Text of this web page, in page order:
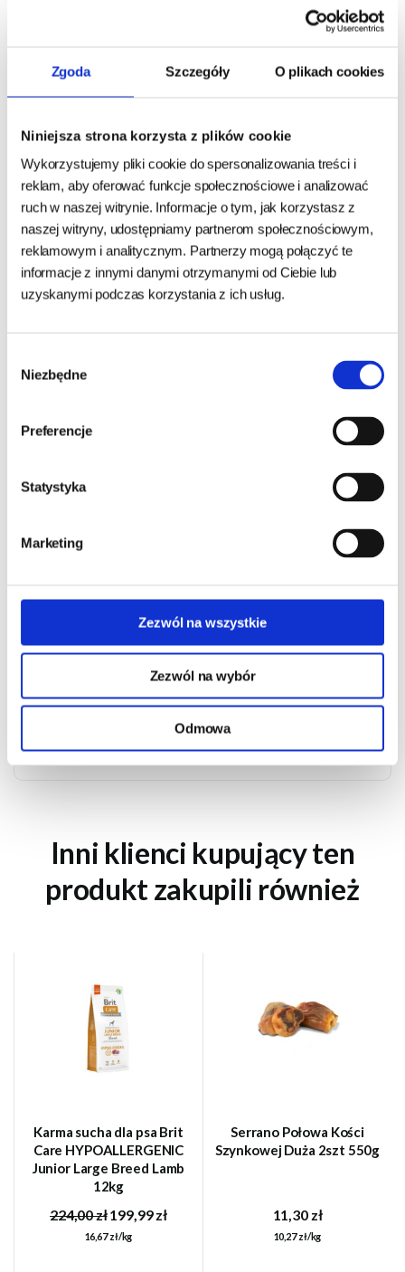
Zgoda Szczegóły O plikach cookies
Niniejsza strona korzysta z plików cookie
Wykorzystujemy pliki cookie do spersonalizowania treści i
reklam, aby oferować funkcje społecznościowe i analizować
ruch w naszej witrynie. Informacje o tym, jak korzystasz z
naszej witryny, udostępniamy partnerom społecznościowym,
reklamowym i analitycznym. Partnerzy mogą połączyć te
informacje z innymi danymi otrzymanymi od Ciebie lub
uzyskanymi podczas korzystania z ich usług.
zgody
Niezbędne
Preferencje
Statystyka
Marketing
Zezwól na wszystkie
Zezwól na wybór
Odmowa
NR 1 HISZPAŃSKA DUŻA NOGA SZYNKOWA
NR 3 HISZPAŃSKA MAŁA NOGA SZYNKOWA
NR 4 DWIE MAŁE HISZPAŃSKIE NOGI SZYNKOWE
NR 6 HISZPAŃSKA NOGA SZYNKOWA Z MIĘSEM
Skład: białko 37%, tłuszcz 14%, popiół 30%
Zapytaj o produkt
Adres e-mail:
Twoje pytanie:
Przepisz kod :
WYŚLIJ
Inni klienci kupujący ten
produkt zakupili również
Karma sucha dla psa Brit
Care HYPOALLERGENIC
Junior Large Breed Lamb
12kg
224,00 zł199,99 zł
16,67 zł/kg
Serrano Połowa Kości
Szynkowej Duża 2szt 550g
11,30 zł
10,27 zł/kg